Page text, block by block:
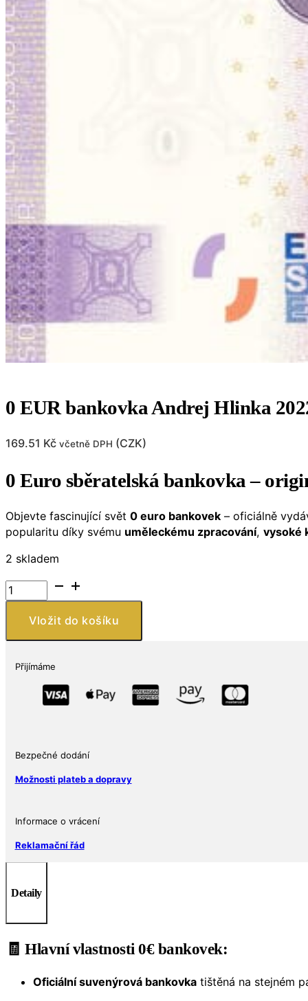
0 EUR bankovka Andrej Hlinka
169.51 Kč včetně DPH (CZK)
0 Euro sběratelská bankovka –
Objevte fascinující svět 0 euro bankovek – oficiálně
popularitu díky svému uměleckému zpracování, vysoké
2 skladem
0
EUR
bankovka
2022-
množství
Vložit do košíku
Přijímáme
Bezpečné dodání
Možnosti plateb a dopravy
Informace o vrácení
Reklamační řád
Detaily
🧾 Hlavní vlastnosti 0€ bankovek:
Oficiální suvenýrová bankovka tištěná na stejném